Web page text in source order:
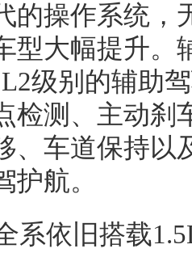
的操作系统，
型大幅提升。
L2级别的辅助
检测、主动刹
、车道保持以
航。
系依旧搭载